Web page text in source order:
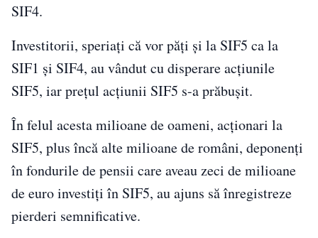
SIF4.
Investitorii, speriați că vor păți și la SIF5 ca la
SIF1 și SIF4, au vândut cu disperare acțiunile
SIF5, iar prețul acțiunii SIF5 s-a prăbușit.
În felul acesta milioane de oameni, acționari la
SIF5, plus încă alte milioane de români, deponenți
în fondurile de pensii care aveau zeci de milioane
de euro investiți în SIF5, au ajuns să înregistreze
pierderi semnificative.